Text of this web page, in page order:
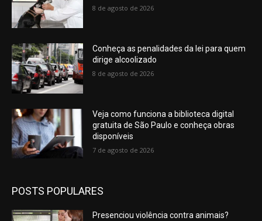
8 de agosto de 2026
Conheça as penalidades da lei para quem
dirige alcoolizado
8 de agosto de 2026
Veja como funciona a biblioteca digital
gratuita de São Paulo e conheça obras
disponíveis
7 de agosto de 2026
POSTS POPULARES
Presenciou violência contra animais?